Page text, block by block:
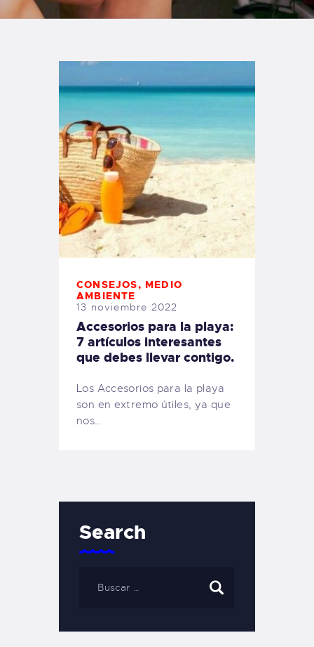
TIENDA FAMILY SURFERS
CONSEJOS, MEDIO
AMBIENTE
13 noviembre 2022
Accesorios para la playa:
7 artículos interesantes
que debes llevar contigo.
Los Accesorios para la playa
son en extremo útiles, ya que
nos…
Search